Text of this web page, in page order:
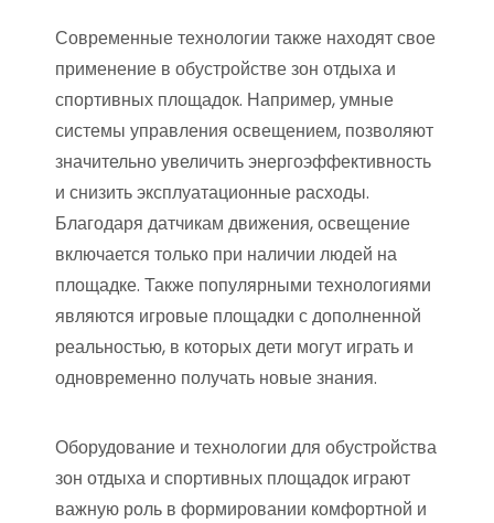
Современные технологии также находят свое
применение в обустройстве зон отдыха и
спортивных площадок. Например, умные
системы управления освещением, позволяют
значительно увеличить энергоэффективность
и снизить эксплуатационные расходы.
Благодаря датчикам движения, освещение
включается только при наличии людей на
площадке. Также популярными технологиями
являются игровые площадки с дополненной
реальностью, в которых дети могут играть и
одновременно получать новые знания.
Оборудование и технологии для обустройства
зон отдыха и спортивных площадок играют
важную роль в формировании комфортной и